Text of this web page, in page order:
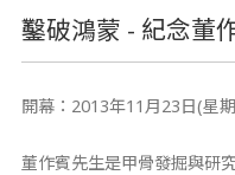
鑿破鴻蒙 - 紀念董
開幕：2013年11月23日(星
董作賓先生是甲骨發掘與研